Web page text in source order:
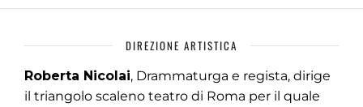
DIREZIONE ARTISTICA
Roberta Nicolai, Drammaturga e regista, dirige
il triangolo scaleno teatro di Roma per il quale